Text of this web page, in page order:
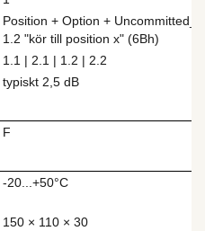
Position + Option +
1.2 "kör till position x" (6Bh)
1.1 | 2.1 | 1.2 | 2.2
typiskt 2,5 dB
F
-20...+50°C
150 × 110 × 30